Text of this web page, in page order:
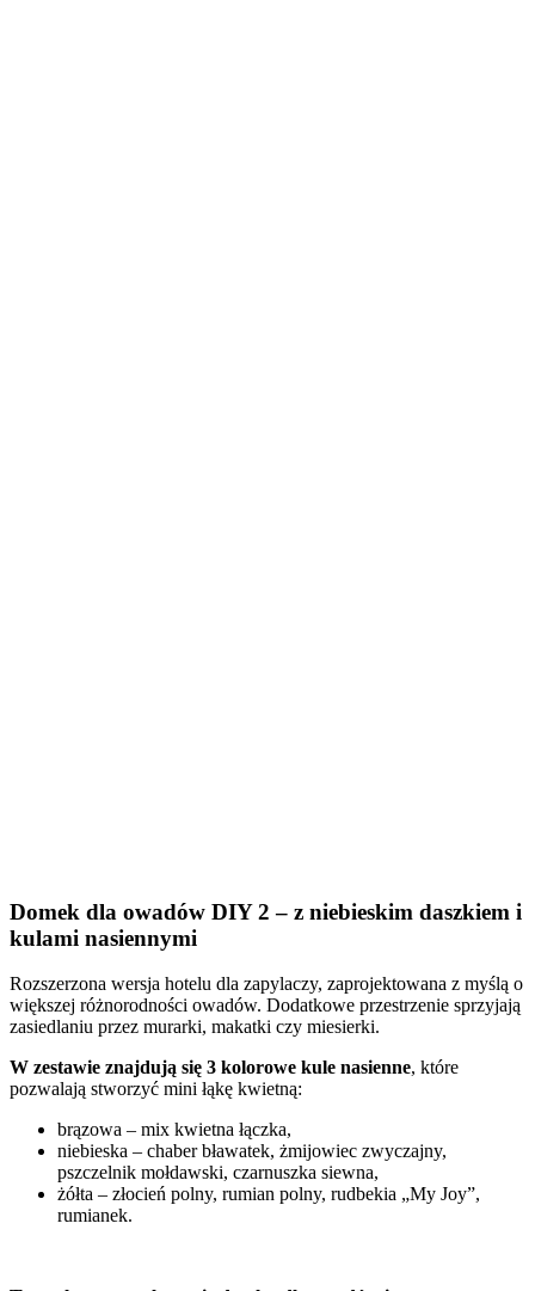
Domek dla owadów DIY 2 – z niebieskim daszkiem i
kulami nasiennymi
Rozszerzona wersja hotelu dla zapylaczy, zaprojektowana z myślą o
większej różnorodności owadów. Dodatkowe przestrzenie sprzyjają
zasiedlaniu przez murarki, makatki czy miesierki.
W zestawie znajdują się 3 kolorowe kule nasienne, które
pozwalają stworzyć mini łąkę kwietną:
brązowa – mix kwietna łączka,
niebieska – chaber bławatek, żmijowiec zwyczajny,
pszczelnik mołdawski, czarnuszka siewna,
żółta – złocień polny, rumian polny, rudbekia „My Joy”,
rumianek.